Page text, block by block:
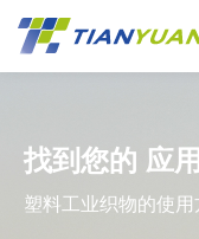
找到您的 应用
塑料工业织物的使用